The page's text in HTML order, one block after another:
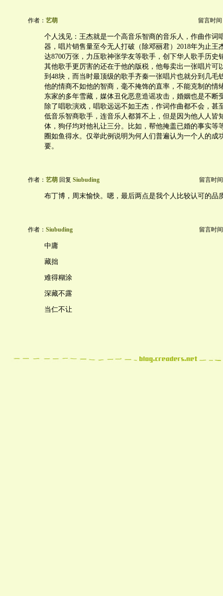
作者： 艺萌 留言时间
个人浅见：王杰就是一个高音乐智商的音乐人，作曲作词
器，唱片销售量至今无人打破（除邓丽君）2018年为止王
达8700万张，力压歌神张学友等歌手，创下华人歌手历史
其他歌手更厉害的还在于他的版税，他每卖出一张唱片可
到48块，而当时最顶级的歌手齐秦一张唱片也就分到几毛
他的情商不如他的智商，毫不掩饰的直率，不能克制的情
东家的多年雪藏，媒体丑化恶意造谣攻击，婚姻也是不断
除了唱歌演戏，唱歌远远不如王杰，作词作曲都不会，甚
低音乐智商歌手，连音乐人都算不上，但是因为他人人皆
体，狗仔均对他礼让三分。比如，帮他掩盖已婚的事实等
圈如鱼得水。仅举此例说明为何人们普遍认为一个人的成
要。
作者： 艺萌 回复 Siubuding 留言时
布丁博，周末愉快。嗯，最后两点是我个人比较认可的品
作者： Siubuding 留言时
中庸
藏拙
难得糊涂
深藏不露
当仁不让